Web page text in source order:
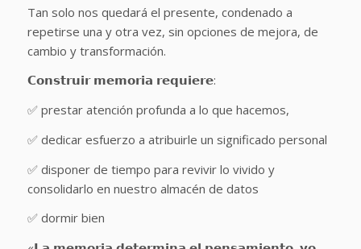
Tan solo nos quedará el presente, condenado a
repetirse una y otra vez, sin opciones de mejora, de
cambio y transformación.
𝗖𝗼𝗻𝘀𝘁𝗿𝘂𝗶𝗿 𝗺𝗲𝗺𝗼𝗿𝗶𝗮 𝗿𝗲𝗾𝘂𝗶𝗲𝗿𝗲:
✅ prestar atención profunda a lo que hacemos,
✅ dedicar esfuerzo a atribuirle un significado personal
✅ disponer de tiempo para revivir lo vivido y
consolidarlo en nuestro almacén de datos
✅ dormir bien